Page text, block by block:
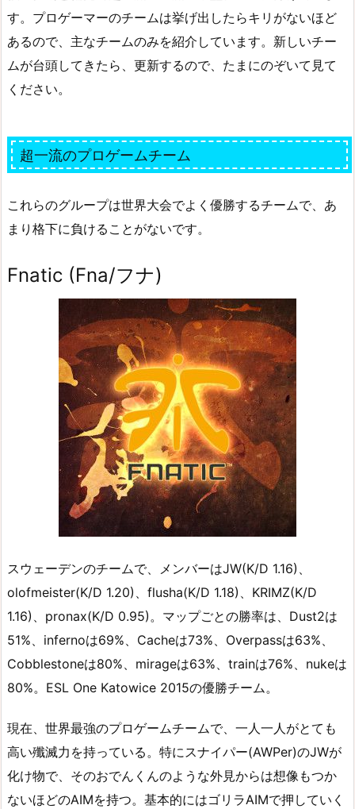
す。プロゲーマーのチームは挙げ出したらキリがないほど
あるので、主なチームのみを紹介しています。新しいチー
ムが台頭してきたら、更新するので、たまにのぞいて見て
ください。
超一流のプロゲームチーム
これらのグループは世界大会でよく優勝するチームで、あ
まり格下に負けることがないです。
Fnatic (Fna/フナ)
スウェーデンのチームで、メンバーはJW(K/D 1.16)、
olofmeister(K/D 1.20)、flusha(K/D 1.18)、KRIMZ(K/D
1.16)、pronax(K/D 0.95)。マップごとの勝率は、Dust2は
51%、infernoは69%、Cacheは73%、Overpassは63%、
Cobblestoneは80%、mirageは63%、trainは76%、nukeは
80%。ESL One Katowice 2015の優勝チーム。
現在、世界最強のプロゲームチームで、一人一人がとても
高い殲滅力を持っている。特にスナイパー(AWPer)のJWが
化け物で、そのおでんくんのような外見からは想像もつか
ないほどのAIMを持つ。基本的にはゴリラAIMで押していく